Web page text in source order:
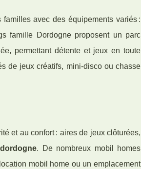
familles avec des équipements variés :
famille Dordogne proposent un parc
permettant détente et jeux en toute
de jeux créatifs, mini-disco ou chasse
et au confort : aires de jeux clôturées,
. De nombreux mobil homes
mobil home ou un emplacement